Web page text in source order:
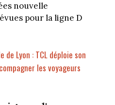
nouvelle
pour la ligne D
de Lyon : TCL déploie son
les voyageurs